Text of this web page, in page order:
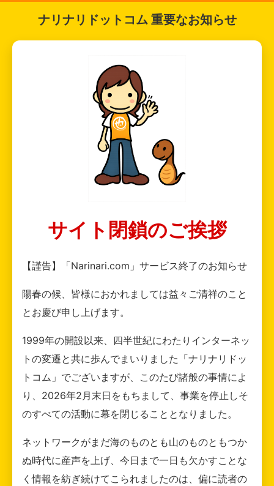
ナリナリドットコム 重要なお知らせ
サイト閉鎖のご挨拶
【謹告】「Narinari.com」サービス終了のお知らせ
陽春の候、皆様におかれましては益々ご清祥のこと
とお慶び申し上げます。
1999年の開設以来、四半世紀にわたりインターネッ
トの変遷と共に歩んでまいりました「ナリナリドッ
トコム」でございますが、このたび諸般の事情によ
り、2026年2月末日をもちまして、事業を停止しそ
のすべての活動に幕を閉じることとなりました。
ネットワークがまだ海のものとも山のものともつか
ぬ時代に産声を上げ、今日まで一日も欠かすことな
く情報を紡ぎ続けてこられましたのは、偏に読者の